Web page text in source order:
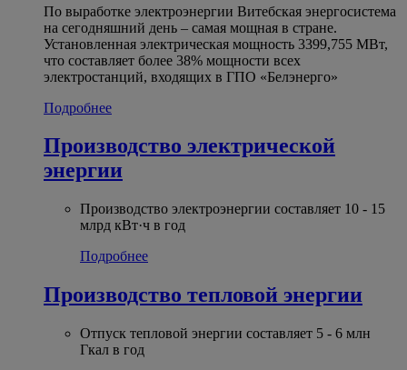
По выработке электроэнергии Витебская энергосистема
на сегодняшний день – самая мощная в стране.
Установленная электрическая мощность 3399,755 МВт,
что составляет более 38% мощности всех
электростанций, входящих в ГПО «Белэнерго»
Подробнее
Производство электрической
энергии
Производство электроэнергии составляет 10 - 15
млрд кВт·ч в год
Подробнее
Производство тепловой энергии
Отпуск тепловой энергии составляет 5 - 6 млн
Гкал в год